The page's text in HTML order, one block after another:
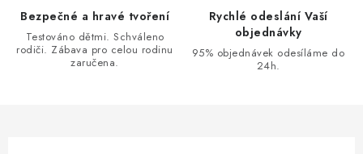
Bezpečné a hravé tvoření
Testováno dětmi. Schváleno
rodiči. Zábava pro celou rodinu
zaručena.
Rychlé odeslání Vaší
objednávky
95% objednávek odesíláme do
24h.